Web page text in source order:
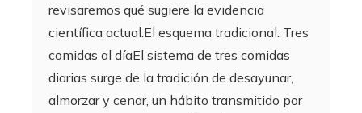
revisaremos qué sugiere la evidencia
científica actual.El esquema tradicional: Tres
comidas al díaEl sistema de tres comidas
diarias surge de la tradición de desayunar,
almorzar y cenar, un hábito transmitido por